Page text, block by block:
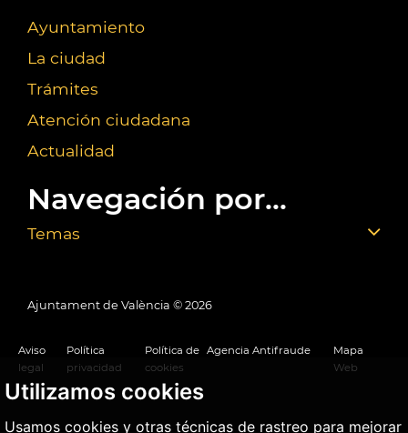
Utilizamos cookies
Usamos cookies y otras técnicas de rastreo para mejorar
Ayuntamiento
La ciudad
Trámites
Atención ciudadana
Actualidad
Navegación por...
Temas
Ajuntament de València © 2026
Aviso
legal
Política
privacidad
Política de
cookies
Agencia Antifraude
Mapa
Web